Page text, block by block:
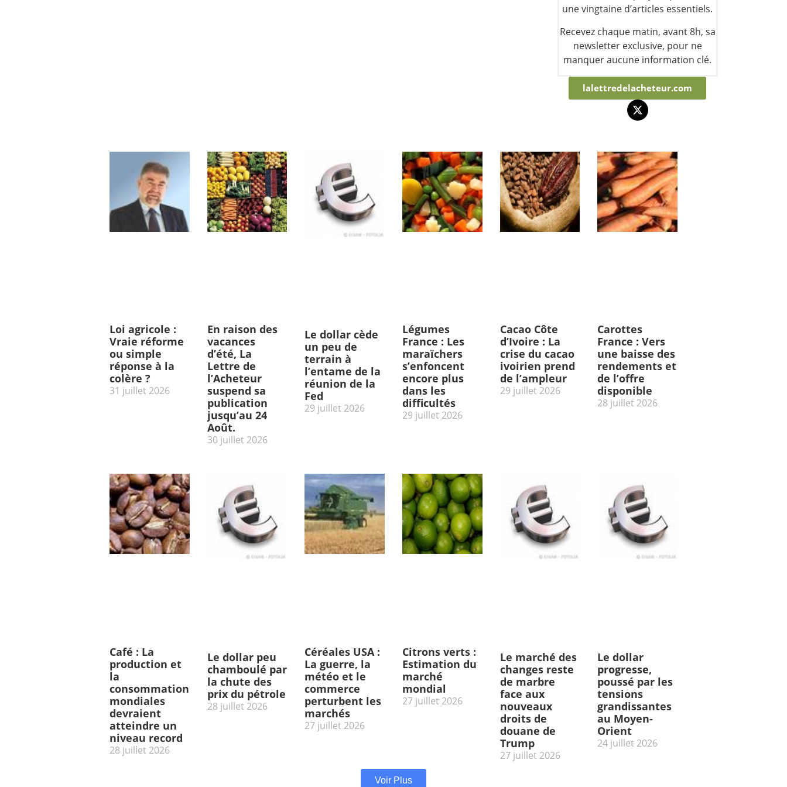
une vingtaine d’articles essentiels.
Recevez chaque matin, avant 8h, sa
newsletter exclusive, pour ne
manquer aucune information clé.
lalettredelacheteur.com
Loi agricole :
Vraie réforme
ou simple
réponse à la
colère ?
31 juillet 2026
En raison des
vacances
d’été, La
Lettre de
l’Acheteur
suspend sa
publication
jusqu’au 24
Août.
30 juillet 2026
Le dollar cède
un peu de
terrain à
l’entame de la
réunion de la
Fed
29 juillet 2026
Légumes
France : Les
maraïchers
s’enfoncent
encore plus
dans les
difficultés
29 juillet 2026
Cacao Côte
d’Ivoire : La
crise du cacao
ivoirien prend
de l’ampleur
29 juillet 2026
Carottes
France : Vers
une baisse des
rendements et
de l’offre
disponible
28 juillet 2026
Café : La
production et
la
consommation
mondiales
devraient
atteindre un
niveau record
28 juillet 2026
Le dollar peu
chamboulé par
la chute des
prix du pétrole
28 juillet 2026
Céréales USA :
La guerre, la
météo et le
commerce
perturbent les
marchés
27 juillet 2026
Citrons verts :
Estimation du
marché
mondial
27 juillet 2026
Le marché des
changes reste
de marbre
face aux
nouveaux
droits de
douane de
Trump
27 juillet 2026
Le dollar
progresse,
poussé par les
tensions
grandissantes
au Moyen-
Orient
24 juillet 2026
Voir Plus